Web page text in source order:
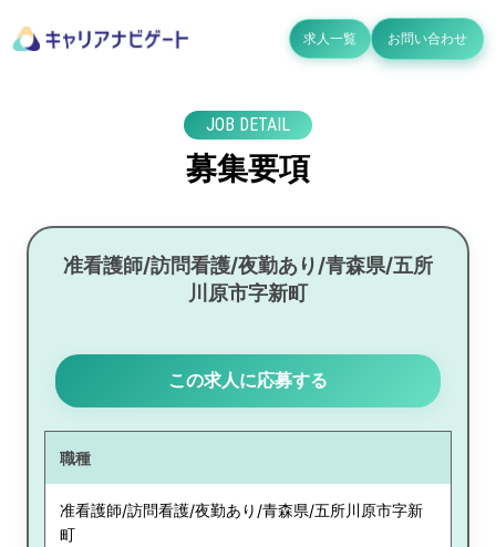
求人一覧 お問い合わせ
JOB DETAIL
募集要項
准看護師/訪問看護/夜勤あり/青森県/五所
川原市字新町
この求人に応募する
職種
准看護師/訪問看護/夜勤あり/青森県/五所川原市字新
町